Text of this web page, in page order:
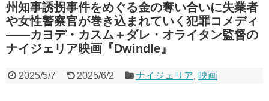
州知事誘拐事件をめぐる金の奪い合いに失業者
や女性警察官が巻き込まれていく犯罪コメディ
――カヨデ・カスム＋ダレ・オライタン監督の
ナイジェリア映画『Dwindle』
2025/5/7 2025/6/2 ナイジェリア, 映画